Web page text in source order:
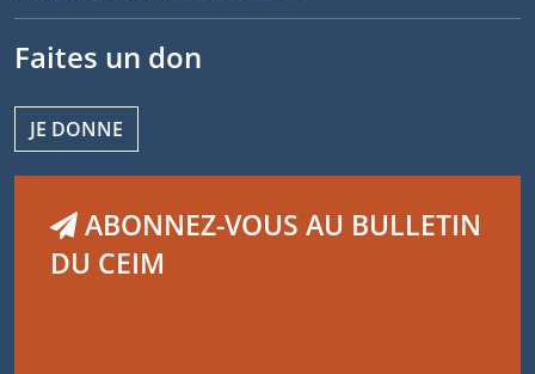
Faites un don
JE DONNE
ABONNEZ-VOUS AU BULLETIN
DU CEIM